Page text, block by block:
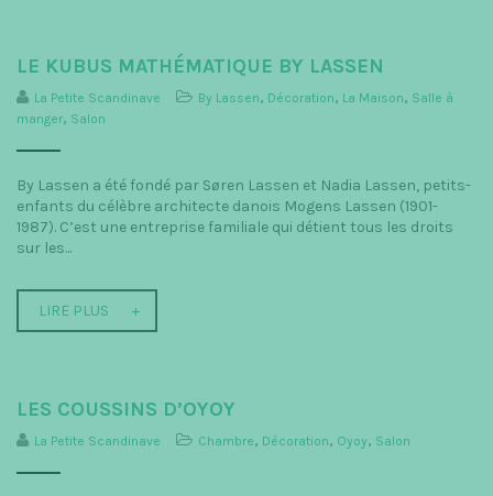
LE KUBUS MATHÉMATIQUE BY LASSEN
La Petite Scandinave By Lassen, Décoration, La Maison, Salle à
manger, Salon
By Lassen a été fondé par Søren Lassen et Nadia Lassen, petits-
enfants du célèbre architecte danois Mogens Lassen (1901-
1987). C’est une entreprise familiale qui détient tous les droits
sur les...
LIRE PLUS
LES COUSSINS D’OYOY
La Petite Scandinave Chambre, Décoration, Oyoy, Salon